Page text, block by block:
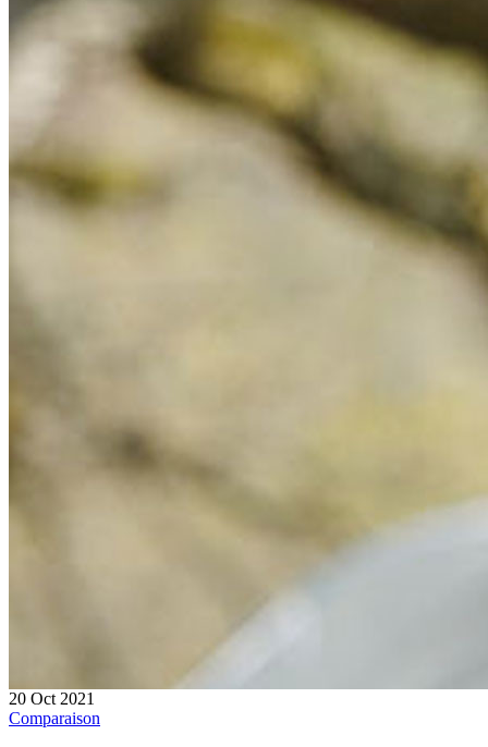
20 Oct 2021
Comparaison